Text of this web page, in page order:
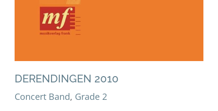
DERENDINGEN 2010
Concert Band, Grade 2